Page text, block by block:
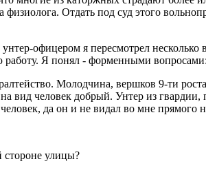
Отдать под суд этого
офицером я пересмотрел
Я понял - форменными вопросами:
Молодчина, вершков 9-ти
вид человек добрый. Унтер из
да он и не видал во мне прямого
стороне улицы?